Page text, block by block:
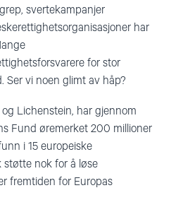
svertekampanjer
har
for stor
Ser vi noen glimt av håp?
Lichenstein, har gjennom
Fund øremerket 200 millioner
i 15 europeiske
støtte nok for å løse
fremtiden for Europas